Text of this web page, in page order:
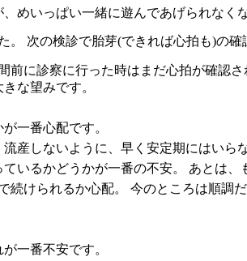
めいっぱい一緒に遊んであげられなく
。 次の検診で胎芽(できれば心拍も)の
前に診察に行った時はまだ心拍が確認
な望みです。
一番心配です。
産しないように、早く安定期にはいら
いるかどうかが一番の不安。 あとは
けられるか心配。 今のところは順調だ
一番不安です。